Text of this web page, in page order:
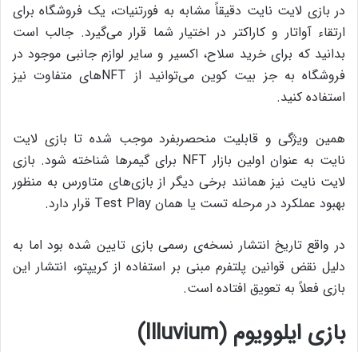
در بازی لایت نایت دقیقاً مشابه به فورتنیات، یک فروشگاه برای
ارتقاء آواتار و کاراکتر در اختیار شما قرار می‌گیرد. جالب است
بدانید که برای خرید سلاح، اکسیر و سایر لوازم جانبی موجود در
فروشگاه به جز بیت‌ کوین می‌توانید از NFT‌های متفاوت نیز
استفاده کنید‌.
همین ویژگی و قابلیت منحصربفرد موجب شده تا بازی لایت
نایت به عنوان اولین بازار NFT برای گیمر‌ها شناخته شود. بازی
لایت نایت نیز همانند برخی دیگر از بازی‌های متاورس به منظور
بهبود عملکرد در مرحله‌ تست یا همان Test Play قرار دارد.
در واقع تاریخ انتشار نسخه‌ی رسمی بازی تایین شده بود اما به
دلیل نقض قوانین پلتفرم مبنی بر استفاده از کریپتو، انتشار این
بازی فعلاً به تعویق افتاده است.
بازی ایلوویوم (Illuvium)